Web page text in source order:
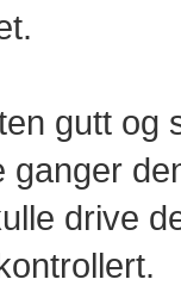
gutt og
ganger
drive